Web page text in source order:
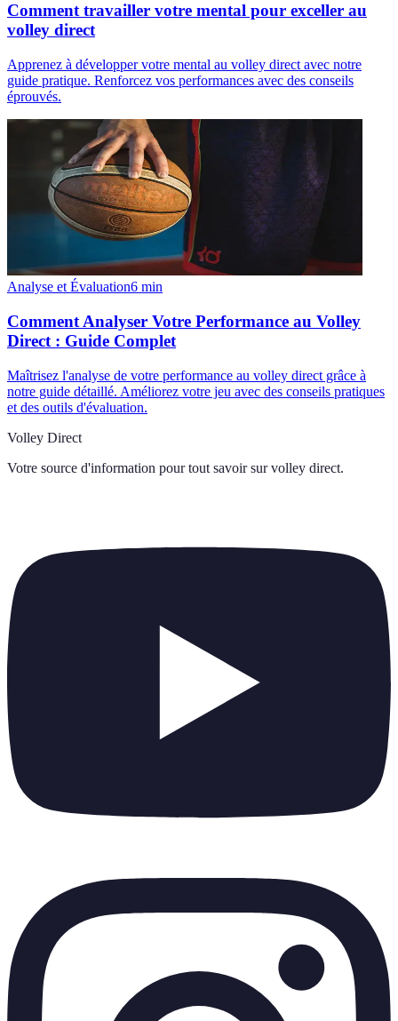
Comment travailler votre mental pour exceller au
volley direct
Apprenez à développer votre mental au volley direct avec notre
guide pratique. Renforcez vos performances avec des conseils
éprouvés.
Analyse et Évaluation6 min
Comment Analyser Votre Performance au Volley
Direct : Guide Complet
Maîtrisez l'analyse de votre performance au volley direct grâce à
notre guide détaillé. Améliorez votre jeu avec des conseils pratiques
et des outils d'évaluation.
Volley Direct
Votre source d'information pour tout savoir sur volley direct.